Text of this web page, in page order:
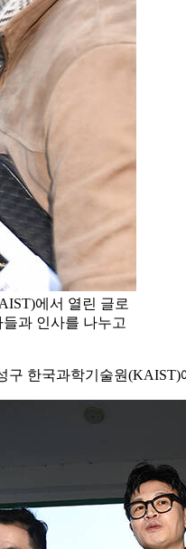
에서 열린 글로
과 인사를 나누고
한국과학기술원